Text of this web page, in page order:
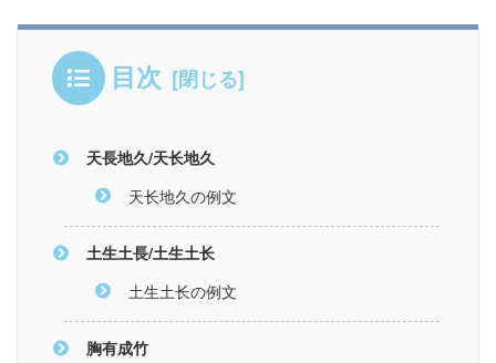
目次
天長地久/天长地久
天长地久の例文
土生土長/土生土长
土生土长の例文
胸有成竹